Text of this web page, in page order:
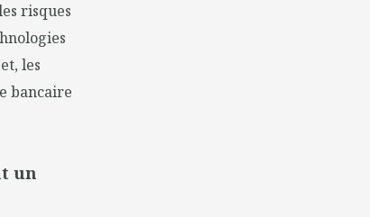
risques
les
bancaire
un